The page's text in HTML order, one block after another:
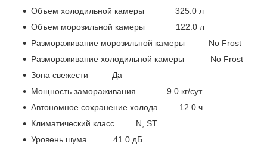
Объем холодильной камеры 325.0 л
Объем морозильной камеры 122.0 л
Размораживание морозильной камеры No Frost
Размораживание холодильной камеры No Frost
Зона свежести Да
Мощность замораживания 9.0 кг/сут
Автономное сохранение холода 12.0 ч
Климатический класс N, ST
Уровень шума 41.0 дБ